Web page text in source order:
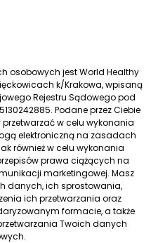
osobowych jest World Healthy
k/Krakowa, wpisaną
Rejestru Sądowego pod
Podane przez Ciebie
w celu wykonania
elektroniczną na zasadach
również w celu wykonania
prawa ciążących na
marketingowej. Masz
danych, ich sprostowania,
ich przetwarzania oraz
formacie, a także
Twoich danych